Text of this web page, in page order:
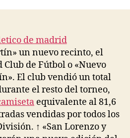
un nuevo recinto, el
de Fútbol o «Nuevo
El club vendió un total
el resto del torneo,
equivalente al 81,6
vendidas por todos los
↑ «San Lorenzo y